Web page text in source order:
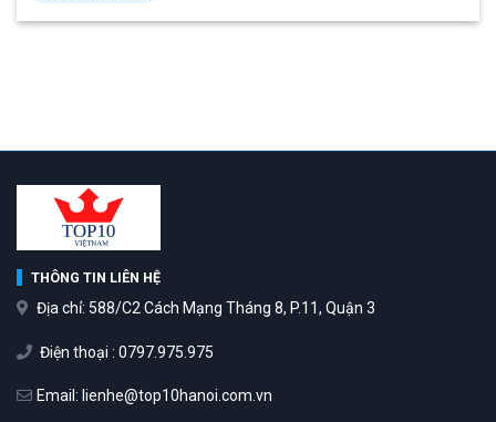
THÔNG TIN LIÊN HỆ
Địa chỉ: 588/C2 Cách Mạng Tháng 8, P.11, Quận 3
Điện thoại : 0797.975.975
Email: lienhe@top10hanoi.com.vn